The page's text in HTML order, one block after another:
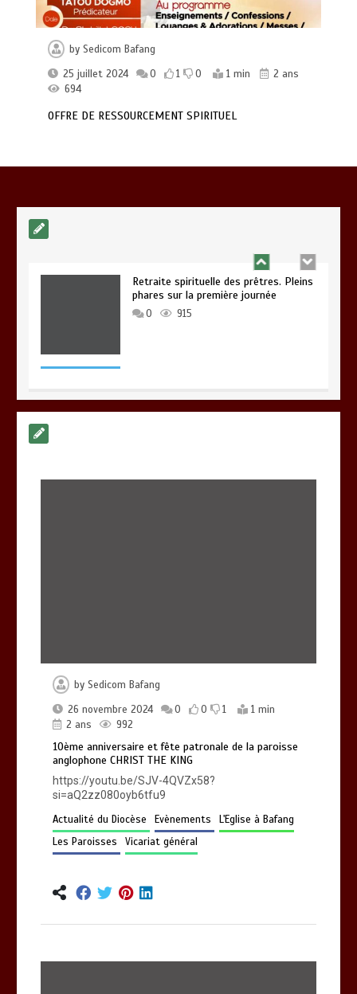
bySedicom Bafang
25 juillet 2024
0 1 0 1 min
2 ans
694
OFFRE DE RESSOURCEMENT SPIRITUEL
Mgr Abraham KOME visite certains
chantiers du Diocèse en compagnie du
NGASSA
0 1 min 960
Retraite spirituelle des prêtres. Pleins
phares sur la première journée
0 915
10ème anniversaire et fête patronale
de la paroisse anglophone CHRIST THE
bySedicom Bafang
26 novembre 2024
0 0 1
1 min
2 ans
992
10ème anniversaire et fête patronale de la paroisse
anglophone CHRIST THE KING
https://youtu.be/SJV-4QVZx58?
si=aQ2zz080oyb6tfu9
Actualité du Diocèse
Evènements
L'Eglise à Bafang
Les Paroisses
Vicariat général